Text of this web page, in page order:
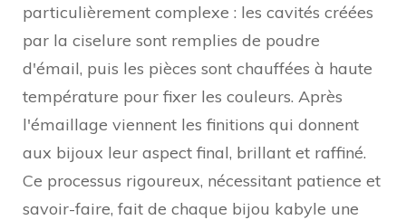
particulièrement complexe : les cavités créées
par la ciselure sont remplies de poudre
d'émail, puis les pièces sont chauffées à haute
température pour fixer les couleurs. Après
l'émaillage viennent les finitions qui donnent
aux bijoux leur aspect final, brillant et raffiné.
Ce processus rigoureux, nécessitant patience et
savoir-faire, fait de chaque bijou kabyle une